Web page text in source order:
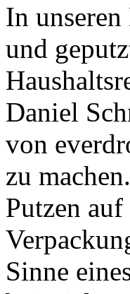
In
und
Daniel
von
zu
Putzen
Sinne